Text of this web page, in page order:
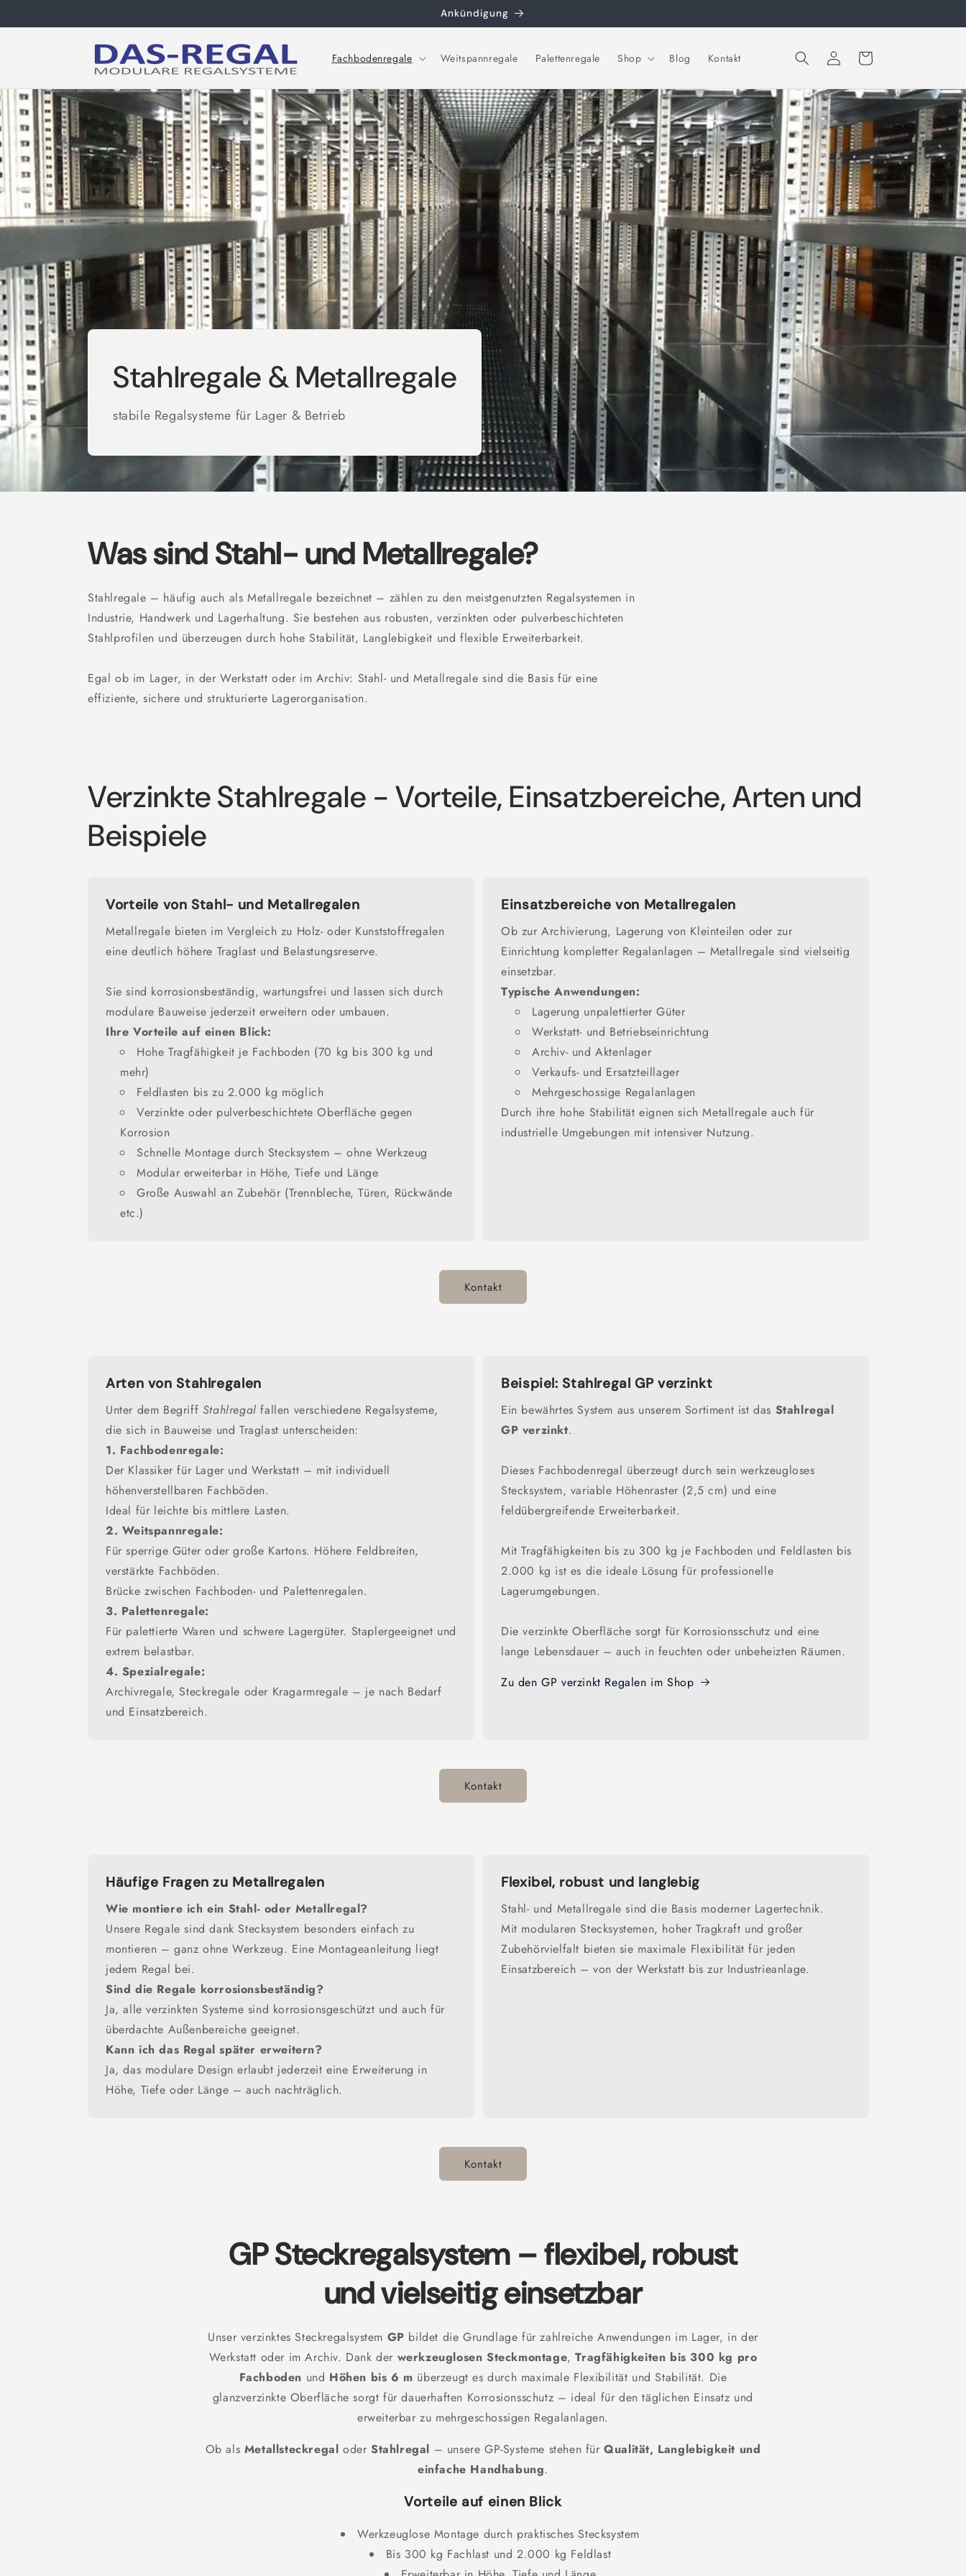
Inhalt
Ankündigung
Fachbodenregale Weitspannregale Palettenregale Shop Blog Kontakt EinloggenWarenkorb
Stahlregale & Metallregale
stabile Regalsysteme für Lager & Betrieb
Was sind Stahl- und Metallregale?
Stahlregale – häufig auch als Metallregale bezeichnet – zählen zu den meistgenutzten Regalsystemen in
Industrie, Handwerk und Lagerhaltung. Sie bestehen aus robusten, verzinkten oder pulverbeschichteten
Stahlprofilen und überzeugen durch hohe Stabilität, Langlebigkeit und flexible Erweiterbarkeit.
Egal ob im Lager, in der Werkstatt oder im Archiv: Stahl- und Metallregale sind die Basis für eine
effiziente, sichere und strukturierte Lagerorganisation.
Verzinkte Stahlregale - Vorteile, Einsatzbereiche, Arten und
Beispiele
Vorteile von Stahl- und Metallregalen
Metallregale bieten im Vergleich zu Holz- oder Kunststoffregalen
eine deutlich höhere Traglast und Belastungsreserve.
Sie sind korrosionsbeständig, wartungsfrei und lassen sich durch
modulare Bauweise jederzeit erweitern oder umbauen.
Ihre Vorteile auf einen Blick:
Hohe Tragfähigkeit je Fachboden (70 kg bis 300 kg und
mehr)
Feldlasten bis zu 2.000 kg möglich
Verzinkte oder pulverbeschichtete Oberfläche gegen
Korrosion
Schnelle Montage durch Stecksystem – ohne Werkzeug
Modular erweiterbar in Höhe, Tiefe und Länge
Große Auswahl an Zubehör (Trennbleche, Türen, Rückwände
etc.)
Einsatzbereiche von Metallregalen
Ob zur Archivierung, Lagerung von Kleinteilen oder zur
Einrichtung kompletter Regalanlagen – Metallregale sind vielseitig
einsetzbar.
Typische Anwendungen:
Lagerung unpalettierter Güter
Werkstatt- und Betriebseinrichtung
Archiv- und Aktenlager
Verkaufs- und Ersatzteillager
Mehrgeschossige Regalanlagen
Durch ihre hohe Stabilität eignen sich Metallregale auch für
industrielle Umgebungen mit intensiver Nutzung.
Kontakt
Arten von Stahlregalen
Unter dem Begriff Stahlregal fallen verschiedene Regalsysteme,
die sich in Bauweise und Traglast unterscheiden:
1. Fachbodenregale:
Der Klassiker für Lager und Werkstatt – mit individuell
höhenverstellbaren Fachböden.
Ideal für leichte bis mittlere Lasten.
2. Weitspannregale:
Für sperrige Güter oder große Kartons. Höhere Feldbreiten,
verstärkte Fachböden.
Brücke zwischen Fachboden- und Palettenregalen.
3. Palettenregale:
Für palettierte Waren und schwere Lagergüter. Staplergeeignet und
extrem belastbar.
4. Spezialregale:
Archivregale, Steckregale oder Kragarmregale – je nach Bedarf
und Einsatzbereich.
Beispiel: Stahlregal GP verzinkt
Ein bewährtes System aus unserem Sortiment ist das Stahlregal
GP verzinkt.
Dieses Fachbodenregal überzeugt durch sein werkzeugloses
Stecksystem, variable Höhenraster (2,5 cm) und eine
feldübergreifende Erweiterbarkeit.
Mit Tragfähigkeiten bis zu 300 kg je Fachboden und Feldlasten bis
2.000 kg ist es die ideale Lösung für professionelle
Lagerumgebungen.
Die verzinkte Oberfläche sorgt für Korrosionsschutz und eine
lange Lebensdauer – auch in feuchten oder unbeheizten Räumen.
Zu den GP verzinkt Regalen im Shop
Kontakt
Häufige Fragen zu Metallregalen
Wie montiere ich ein Stahl- oder Metallregal?
Unsere Regale sind dank Stecksystem besonders einfach zu
montieren – ganz ohne Werkzeug. Eine Montageanleitung liegt
jedem Regal bei.
Sind die Regale korrosionsbeständig?
Ja, alle verzinkten Systeme sind korrosionsgeschützt und auch für
überdachte Außenbereiche geeignet.
Kann ich das Regal später erweitern?
Ja, das modulare Design erlaubt jederzeit eine Erweiterung in
Höhe, Tiefe oder Länge – auch nachträglich.
Flexibel, robust und langlebig
Stahl- und Metallregale sind die Basis moderner Lagertechnik.
Mit modularen Stecksystemen, hoher Tragkraft und großer
Zubehörvielfalt bieten sie maximale Flexibilität für jeden
Einsatzbereich – von der Werkstatt bis zur Industrieanlage.
Kontakt
GP Steckregalsystem – flexibel, robust
und vielseitig einsetzbar
Unser verzinktes Steckregalsystem GP bildet die Grundlage für zahlreiche Anwendungen im Lager, in der
Werkstatt oder im Archiv. Dank der werkzeuglosen Steckmontage,Tragfähigkeiten bis 300 kg pro
Fachboden und Höhen bis 6 m überzeugt es durch maximale Flexibilität und Stabilität. Die
glanzverzinkte Oberfläche sorgt für dauerhaften Korrosionsschutz – ideal für den täglichen Einsatz und
erweiterbar zu mehrgeschossigen Regalanlagen.
Ob als Metallsteckregal oder Stahlregal – unsere GP-Systeme stehen fürQualität, Langlebigkeit und
einfache Handhabung.
Vorteile auf einen Blick
Werkzeuglose Montage durch praktisches Stecksystem
Bis 300 kg Fachlast und 2.000 kg Feldlast